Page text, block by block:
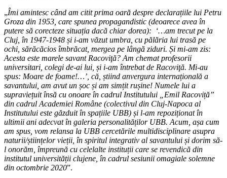
„Îmi amintesc când am citit prima oară despre declarațiile lui Petru
Groza din 1953, care spunea propagandistic (deoarece avea în
putere să corecteze situația dacă chiar dorea): ‘…am trecut pe la
Cluj, în 1947-1948 și i-am văzut umbra, cu pălăria lui trasă pe
ochi, sărăcăcios îmbrăcat, mergea pe lângă ziduri. Și mi-am zis:
Acesta este marele savant Racoviţă? Am chemat profesorii
universitari, colegi de-ai lui, și i-am întrebat de Racoviţă. Mi-au
spus: Moare de foame!…’, că, știind anvergura internațională a
savantului, am avut un șoc și am simțit rușine! Numele lui a
supraviețuit însă cu onoare în cadrul Institutului „Emil Racoviță”
din cadrul Academiei Române (colectivul din Cluj-Napoca al
Institutului este găzduit în spațiile UBB) și l-am repoziționat în
ultimii ani adecvat în galeria personalităților UBB. Acum, așa cum
am spus, vom relansa la UBB cercetările multidisciplinare asupra
naturii/științelor vieții, în spiritul integrativ al savantului și dorim să-
l onorăm, împreună cu celelalte instituții care se revendică din
institutul universității clujene, în cadrul sesiunii omagiale solemne
din octombrie 2020”.